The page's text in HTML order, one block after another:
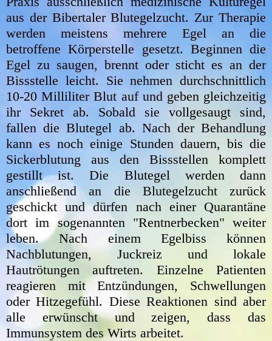
aus der Bibertaler Blutegelzucht. Zur Therapie
werden meistens mehrere Egel an die
betroffene Körperstelle gesetzt. Beginnen die
Egel zu saugen, brennt oder sticht es an der
Bissstelle leicht. Sie nehmen durchschnittlich
10-20 Milliliter Blut auf und geben gleichzeitig
ihr Sekret ab. Sobald sie vollgesaugt sind,
fallen die Blutegel ab. Nach der Behandlung
kann es noch einige Stunden dauern, bis die
Sickerblutung aus den Bissstellen komplett
gestillt ist. Die Blutegel werden dann
anschließend an die Blutegelzucht zurück
geschickt und dürfen nach einer Quarantäne
dort im sogenannten "Rentnerbecken" weiter
leben. Nach einem Egelbiss können
Nachblutungen, Juckreiz und lokale
Hautrötungen auftreten. Einzelne Patienten
reagieren mit Entzündungen, Schwellungen
oder Hitzegefühl. Diese Reaktionen sind aber
alle erwünscht und zeigen, dass das
Immunsystem des Wirts arbeitet.